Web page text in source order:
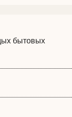
бытовых